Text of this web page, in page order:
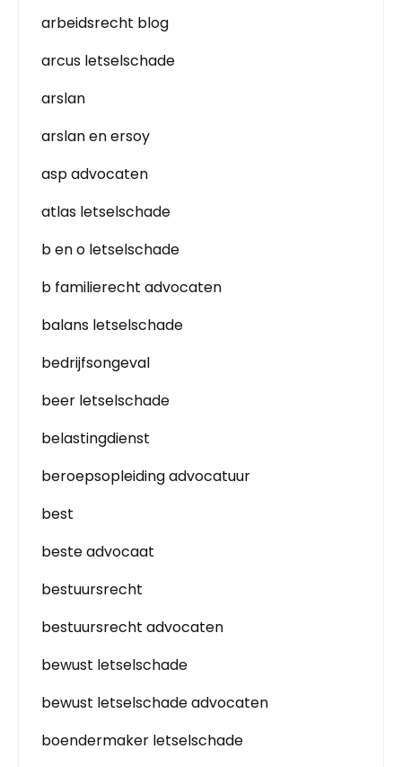
arbeidsrecht blog
arcus letselschade
arslan
arslan en ersoy
asp advocaten
atlas letselschade
b en o letselschade
b familierecht advocaten
balans letselschade
bedrijfsongeval
beer letselschade
belastingdienst
beroepsopleiding advocatuur
best
beste advocaat
bestuursrecht
bestuursrecht advocaten
bewust letselschade
bewust letselschade advocaten
boendermaker letselschade